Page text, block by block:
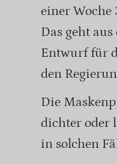
einer
Das geht
Entwurf für
den
Die
dichter oder
in solchen